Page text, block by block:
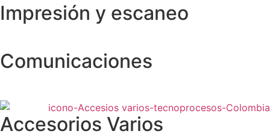
Impresión y escaneo
Comunicaciones
Accesorios Varios